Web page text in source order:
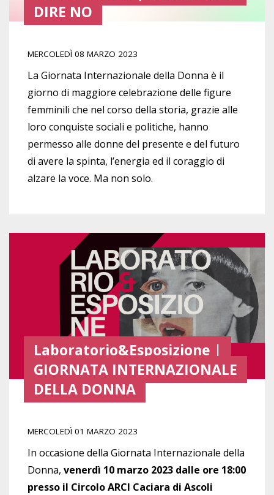
DIRE NO
MERCOLEDÌ 08 MARZO 2023
La Giornata Internazionale della Donna è il
giorno di maggiore celebrazione delle figure
femminili che nel corso della storia, grazie alle
loro conquiste sociali e politiche, hanno
permesso alle donne del presente e del futuro
di avere la spinta, l’energia ed il coraggio di
alzare la voce. Ma non solo.
Laboratorio&Esposizione |
GIORNATA INTERNAZIONALE
DELLA DONNA
MERCOLEDÌ 01 MARZO 2023
In occasione della Giornata Internazionale della
Donna, venerdì 10 marzo 2023 dalle ore 18:00
presso il Circolo ARCI Caciara di Ascoli